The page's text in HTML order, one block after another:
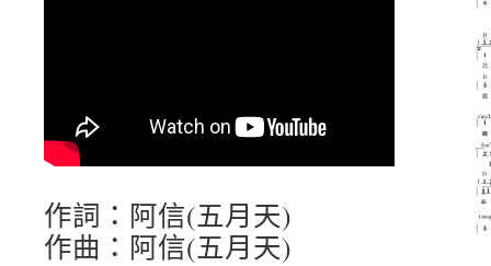
作詞：阿信(五月天)
作曲：阿信(五月天)